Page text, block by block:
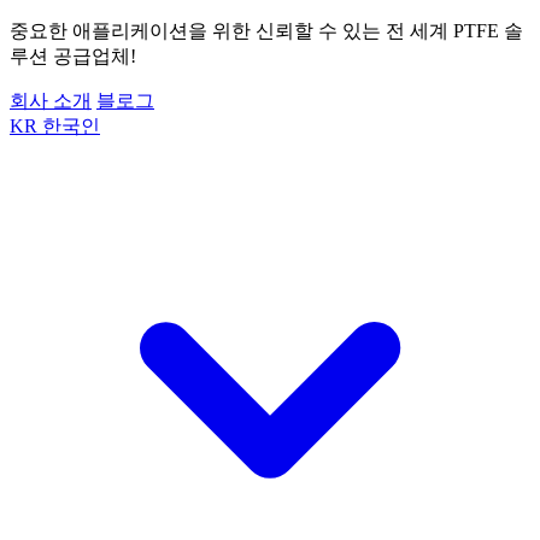
중요한 애플리케이션을 위한 신뢰할 수 있는 전 세계 PTFE 솔
루션 공급업체!
회사 소개 블로그
KR 한국인